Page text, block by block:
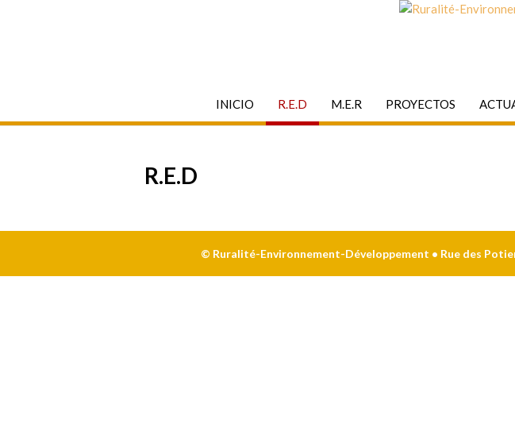
INICIO R.E.D M.E.R PROYECTOS
R.E.D
© Ruralité-Environnement-Développement • Rue des